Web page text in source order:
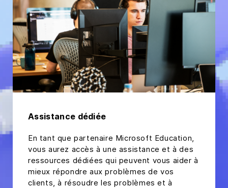
Assistance dédiée
En tant que partenaire Microsoft Education,
vous aurez accès à une assistance et à des
ressources dédiées qui peuvent vous aider à
mieux répondre aux problèmes de vos
clients, à résoudre les problèmes et à